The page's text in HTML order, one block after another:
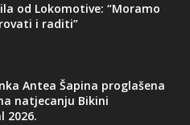
od Lokomotive: “Moramo
i raditi”
Antea Šapina proglašena
natjecanju Bikini
2026.